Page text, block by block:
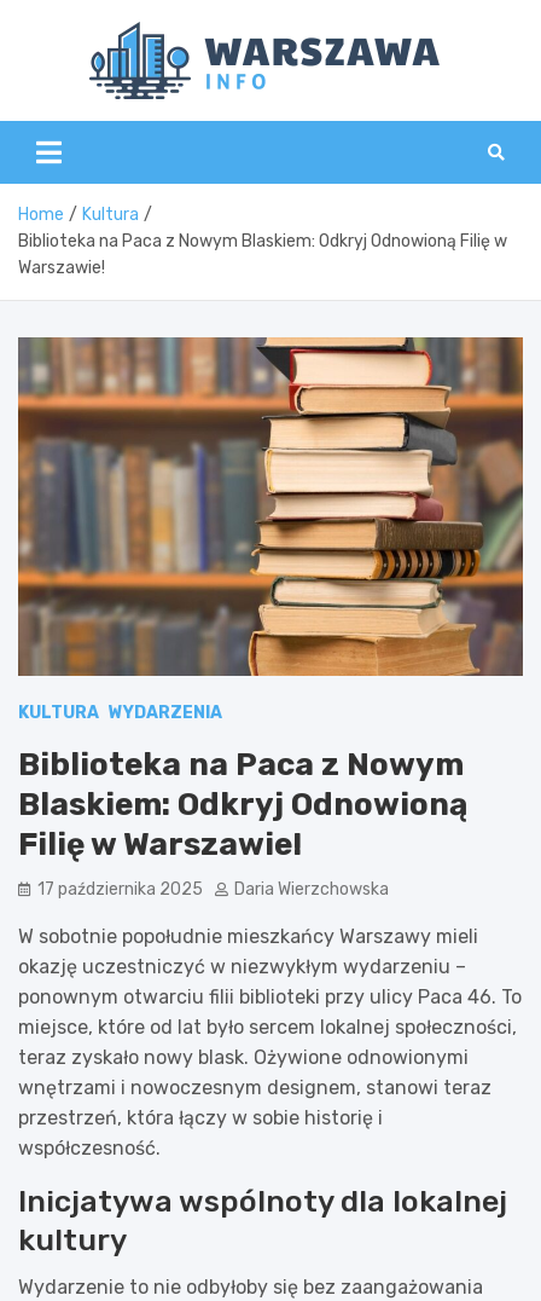
Home
Kultura
Biblioteka na Paca z Nowym Blaskiem: Odkryj Odnowioną Filię w
Warszawie!
KULTURA WYDARZENIA
Biblioteka na Paca z Nowym
Blaskiem: Odkryj Odnowioną
Filię w Warszawie!
17 października 2025 Daria Wierzchowska
W sobotnie popołudnie mieszkańcy Warszawy mieli
okazję uczestniczyć w niezwykłym wydarzeniu –
ponownym otwarciu filii biblioteki przy ulicy Paca 46. To
miejsce, które od lat było sercem lokalnej społeczności,
teraz zyskało nowy blask. Ożywione odnowionymi
wnętrzami i nowoczesnym designem, stanowi teraz
przestrzeń, która łączy w sobie historię i
współczesność.
Inicjatywa wspólnoty dla lokalnej
kultury
Wydarzenie to nie odbyłoby się bez zaangażowania